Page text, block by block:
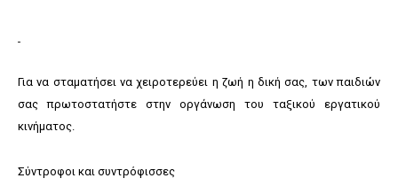
Για να σταματήσει να χειροτερεύει η ζωή η δική σας, των παιδιών
σας πρωτοστατήστε στην οργάνωση του ταξικού εργατικού
κινήματος.
Σύντροφοι και συντρόφισσες